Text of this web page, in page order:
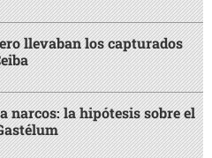
llevaban los capturados
narcos: la hipótesis sobre el